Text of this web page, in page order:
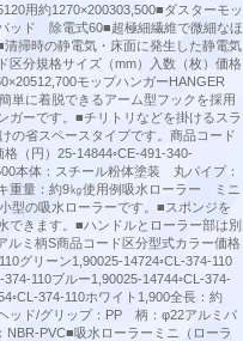
用約1270×200303,500■ダスターモッ
ッド 除電式60■超極細繊維で微細なほ
清掃時の静電気・床面に発生した静電気
区分規格サイズ（mm）入数（枚）価格
モップハンガーHANGER
単に着脱できるアーム型フックを採用
ガーです。■チリトリなどを掛けるスラ
の省スペースタイプです。商品コード
（円）25-14844◦CE-491-340-
本体：スチール粉体塗装 丸パイプ：
重量：約9㎏使用例吸水ローラー ミニ
型の吸水ローラーです。■スポンジを
できます。■ハンドルとローラー部は別
ミ柄S商品コード区分型式カラー価格
グリーン1,90025-14724◦CL-374-110
110ブルー1,90025-14744◦CL-374-
374-110ホワイト1,900全長：約
ッド/グリップ：PP 柄：φ22アルミパ
PVC■吸水ローラーミニ（ローラ